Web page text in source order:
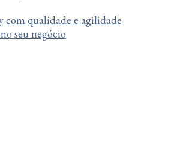
com qualidade e agilidade
seu negócio